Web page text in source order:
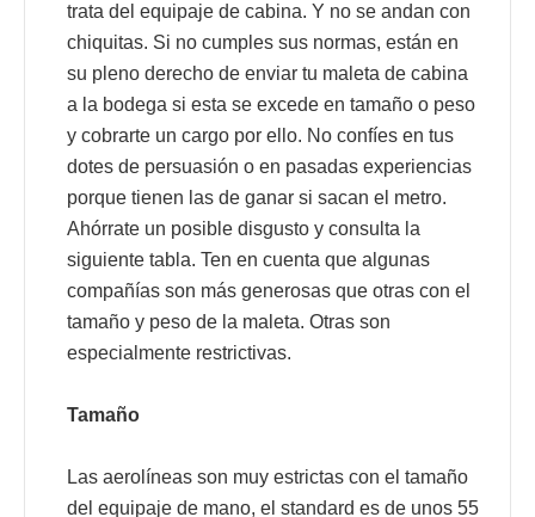
trata del equipaje de cabina. Y no se andan con
chiquitas. Si no cumples sus normas, están en
su pleno derecho de enviar tu maleta de cabina
a la bodega si esta se excede en tamaño o peso
y cobrarte un cargo por ello. No confíes en tus
dotes de persuasión o en pasadas experiencias
porque tienen las de ganar si sacan el metro.
Ahórrate un posible disgusto y consulta la
siguiente tabla. Ten en cuenta que algunas
compañías son más generosas que otras con el
tamaño y peso de la maleta. Otras son
especialmente restrictivas.
Tamaño
Las aerolíneas son muy estrictas con el tamaño
del equipaje de mano, el standard es de unos 55